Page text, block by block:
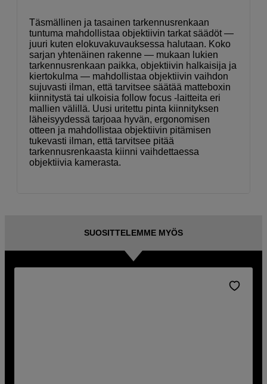
Täsmällinen ja tasainen tarkennusrenkaan
tuntuma mahdollistaa objektiivin tarkat säädöt —
juuri kuten elokuvakuvauksessa halutaan. Koko
sarjan yhtenäinen rakenne — mukaan lukien
tarkennusrenkaan paikka, objektiivin halkaisija ja
kiertokulma — mahdollistaa objektiivin vaihdon
sujuvasti ilman, että tarvitsee säätää matteboxin
kiinnitystä tai ulkoisia follow focus -laitteita eri
mallien välillä. Uusi uritettu pinta kiinnityksen
läheisyydessä tarjoaa hyvän, ergonomisen
otteen ja mahdollistaa objektiivin pitämisen
tukevasti ilman, että tarvitsee pitää
tarkennusrenkaasta kiinni vaihdettaessa
objektiivia kamerasta.
SUOSITTELEMME MYÖS